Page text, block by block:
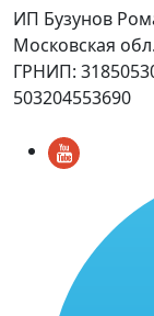
ИП Бузунов
Московская
ГРНИП:
503204553690